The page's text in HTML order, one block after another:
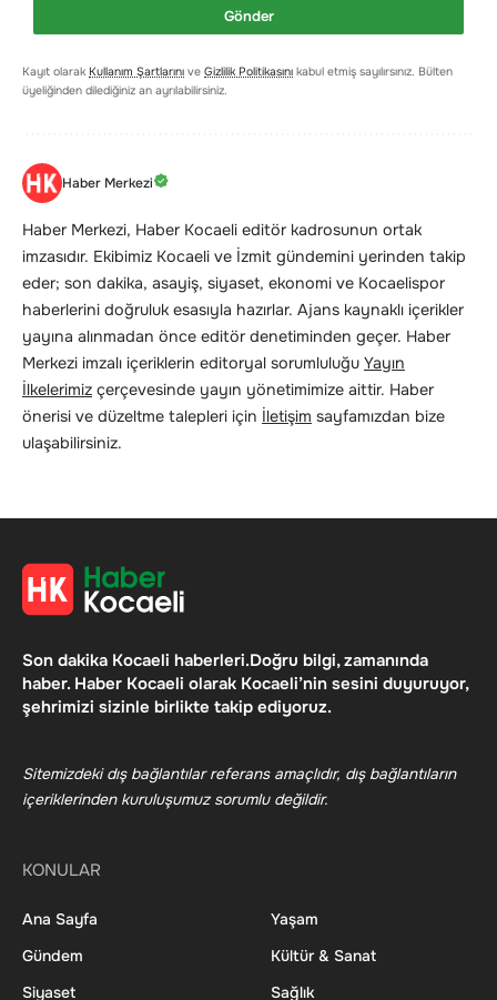
Gönder
Kayıt olarak Kullanım Şartlarını ve Gizlilik Politikasını kabul etmiş sayılırsınız. Bülten
üyeliğinden dilediğiniz an ayrılabilirsiniz.
Haber Merkezi
Haber Merkezi, Haber Kocaeli editör kadrosunun ortak
imzasıdır. Ekibimiz Kocaeli ve İzmit gündemini yerinden takip
eder; son dakika, asayiş, siyaset, ekonomi ve Kocaelispor
haberlerini doğruluk esasıyla hazırlar. Ajans kaynaklı içerikler
yayına alınmadan önce editör denetiminden geçer. Haber
Merkezi imzalı içeriklerin editoryal sorumluluğu Yayın
İlkelerimiz çerçevesinde yayın yönetimimize aittir. Haber
önerisi ve düzeltme talepleri için İletişim sayfamızdan bize
ulaşabilirsiniz.
Son dakika Kocaeli haberleri.Doğru bilgi, zamanında
haber. Haber Kocaeli olarak Kocaeli’nin sesini duyuruyor,
şehrimizi sizinle birlikte takip ediyoruz.
Sitemizdeki dış bağlantılar referans amaçlıdır, dış bağlantıların
içeriklerinden kuruluşumuz sorumlu değildir.
KONULAR
Ana Sayfa
Gündem
Siyaset
Yaşam
Kültür & Sanat
Sağlık